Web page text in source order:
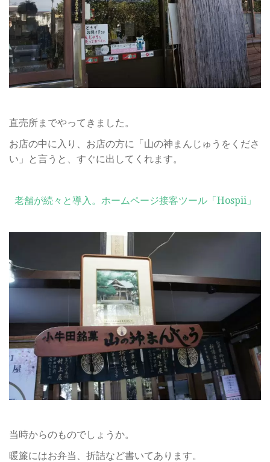
直売所までやってきました。
お店の中に入り、お店の方に「山の神まんじゅうをくださ
い」と言うと、すぐに出してくれます。
老舗が続々と導入。ホームページ接客ツール「Hospii」
当時からのものでしょうか。
暖簾にはお弁当、折詰など書いてあります。